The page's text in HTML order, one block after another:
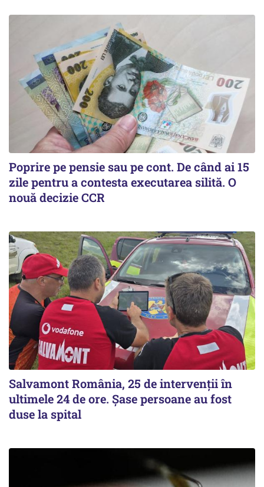
Poprire pe pensie sau pe cont. De când ai 15
zile pentru a contesta executarea silită. O
nouă decizie CCR
Salvamont România, 25 de intervenții în
ultimele 24 de ore. Șase persoane au fost
duse la spital